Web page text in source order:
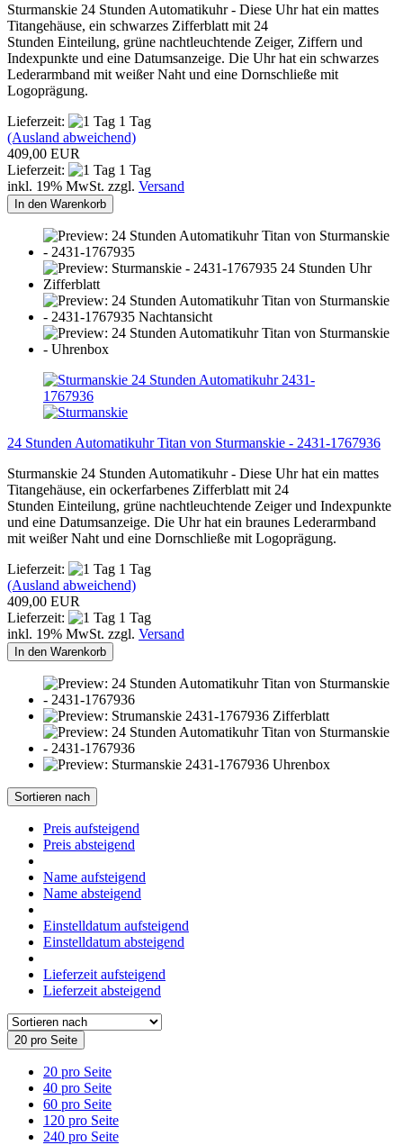
Sturmanskie 24 Stunden Automatikuhr - Diese Uhr hat ein mattes
Titangehäuse, ein schwarzes Zifferblatt mit 24
Stunden Einteilung, grüne nachtleuchtende Zeiger, Ziffern und
Indexpunkte und eine Datumsanzeige. Die Uhr hat ein schwarzes
Lederarmband mit weißer Naht und eine Dornschließe mit
Logoprägung.
Lieferzeit:
1 Tag
(Ausland abweichend)
409,00 EUR
Lieferzeit:
1 Tag
inkl. 19% MwSt. zzgl. Versand
In den Warenkorb
24 Stunden Automatikuhr Titan von Sturmanskie - 2431-1767936
Sturmanskie 24 Stunden Automatikuhr - Diese Uhr hat ein mattes
Titangehäuse, ein ockerfarbenes Zifferblatt mit 24
Stunden Einteilung, grüne nachtleuchtende Zeiger und Indexpunkte
und eine Datumsanzeige. Die Uhr hat ein braunes Lederarmband
mit weißer Naht und eine Dornschließe mit Logoprägung.
Lieferzeit:
1 Tag
(Ausland abweichend)
409,00 EUR
Lieferzeit:
1 Tag
inkl. 19% MwSt. zzgl. Versand
In den Warenkorb
Sortieren nach
Preis aufsteigend
Preis absteigend
Name aufsteigend
Name absteigend
Einstelldatum aufsteigend
Einstelldatum absteigend
Lieferzeit aufsteigend
Lieferzeit absteigend
20 pro Seite
20 pro Seite
40 pro Seite
60 pro Seite
120 pro Seite
240 pro Seite